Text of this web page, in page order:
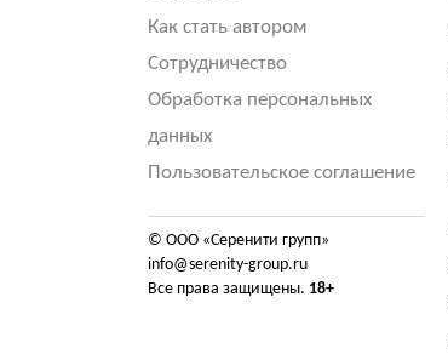
Как стать автором
Сотрудничество
Обработка персональных
данных
Пользовательское соглашение
© ООО «Серенити групп»
info@serenity-group.ru
Все права защищены. 18+